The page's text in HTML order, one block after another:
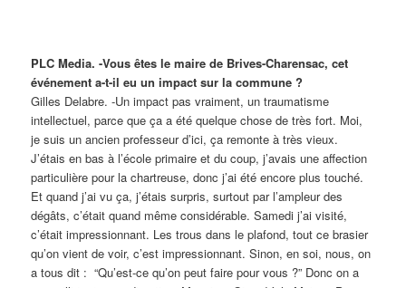
PLC Media. -Vous êtes le maire de Brives-Charensac, cet
événement a-t-il eu un impact sur la commune ?
Gilles Delabre. -Un impact pas vraiment, un traumatisme
intellectuel, parce que ça a été quelque chose de très fort. Moi,
je suis un ancien professeur d’ici, ça remonte à très vieux.
J’étais en bas à l’école primaire et du coup, j’avais une affection
particulière pour la chartreuse, donc j’ai été encore plus touché.
Et quand j’ai vu ça, j’étais surpris, surtout par l’ampleur des
dégâts, c’était quand même considérable. Samedi j’ai visité,
c’était impressionnant. Les trous dans le plafond, tout ce brasier
qu’on vient de voir, c’est impressionnant.Sinon, en soi, nous, on
a tous dit : “Qu’est-ce qu’on peut faire pour vous ?” Donc on a